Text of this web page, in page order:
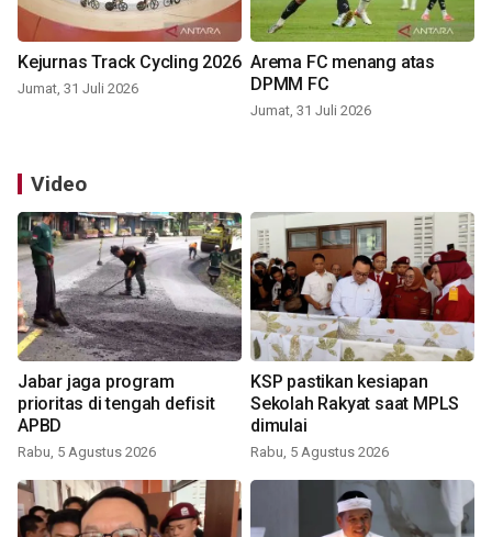
Kejurnas Track Cycling 2026
Jumat, 31 Juli 2026
Arema FC menang atas
DPMM FC
Jumat, 31 Juli 2026
Video
Jabar jaga program
prioritas di tengah defisit
APBD
Rabu, 5 Agustus 2026
KSP pastikan kesiapan
Sekolah Rakyat saat MPLS
dimulai
Rabu, 5 Agustus 2026